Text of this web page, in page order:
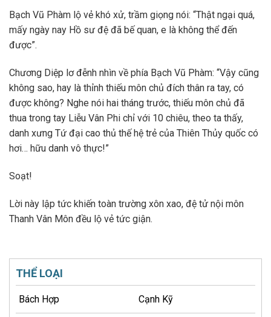
Bạch Vũ Phàm lộ vẻ khó xử, trầm giọng nói: “Thật ngại quá,
mấy ngày nay Hồ sư đệ đã bế quan, e là không thể đến
được”.
Chương Diệp lơ đễnh nhìn về phía Bạch Vũ Phàm: “Vậy cũng
không sao, hay là thỉnh thiếu môn chủ đích thân ra tay, có
được không? Nghe nói hai tháng trước, thiếu môn chủ đã
thua trong tay Liễu Vân Phi chỉ với 10 chiêu, theo ta thấy,
danh xưng Tứ đại cao thủ thế hệ trẻ của Thiên Thủy quốc có
hơi… hữu danh vô thực!”
Soạt!
Lời này lập tức khiến toàn trường xôn xao, đệ tử nội môn
Thanh Vân Môn đều lộ vẻ tức giận.
THỂ LOẠI
Bách Hợp Cạnh Kỹ